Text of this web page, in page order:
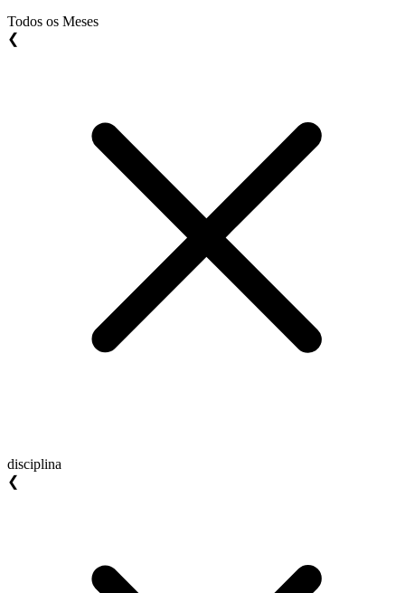
Todos os Meses
❮
disciplina
❮